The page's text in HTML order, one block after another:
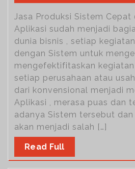
Jasa Produksi Sistem Cepat
Aplikasi sudah menjadi
dunia bisnis , setiap
dengan Sistem untuk
mengefektifitaskan
setiap perusahaan atau
dari konvensional menjadi
Aplikasi , merasa puas dan
adanya Sistem tersebut
akan menjadi salah […]
Read Full